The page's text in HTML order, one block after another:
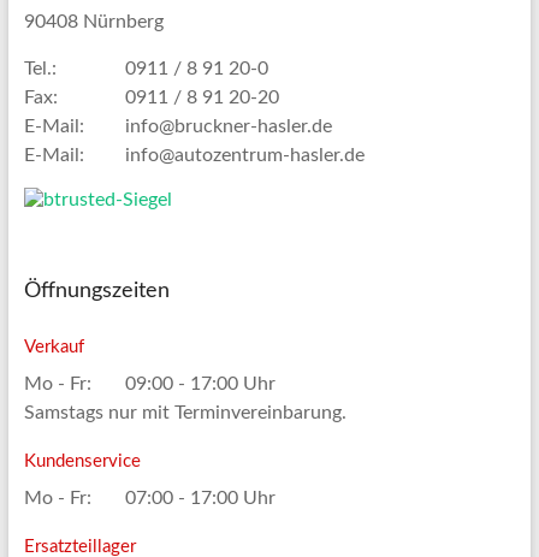
90408 Nürnberg
Tel.:
0911 / 8 91 20-0
Fax:
0911 / 8 91 20-20
E-Mail:
info@bruckner-hasler.de
E-Mail:
info@autozentrum-hasler.de
Öffnungszeiten
Verkauf
Mo - Fr:
09:00 - 17:00 Uhr
Samstags nur mit Terminvereinbarung.
Kundenservice
Mo - Fr: 07:00 - 17:00 Uhr
Ersatzteillager